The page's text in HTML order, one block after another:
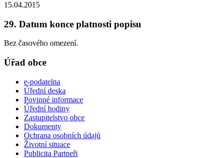
15.04.2015
29. Datum konce platnosti popisu
Bez časového omezení.
Úřad obce
e-podatelna
Úřední deska
Povinné informace
Úřední hodiny
Zastupitelstvo obce
Dokumenty
Ochrana osobních údajů
Životní situace
Publicita Partneři